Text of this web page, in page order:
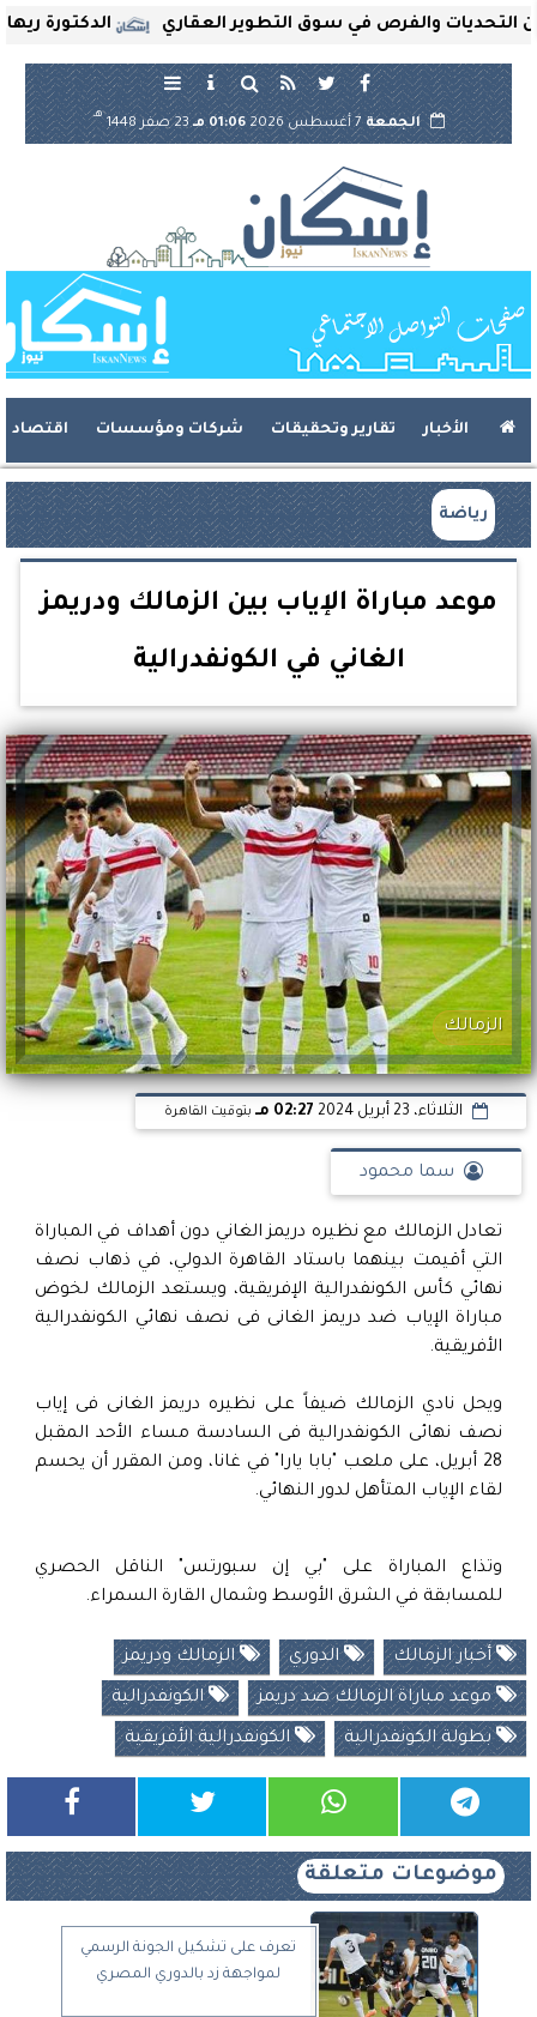
الدكتورة ريهام والفرص في سوق التطوير العقاري
الجمعة 01:06 مـ 23 صفر 1448
هـ
الأخبار تقارير وتحقيقات شركات ومؤسسات اقتصاد
رياضة
موعد مباراة الإياب بين الزمالك ودريمز
الغاني في الكونفدرالية
الزمالك
الثلاثاء، 23 أبريل 2024 02:27 مـ بتوقيت القاهرة
سما محمود
تعادل الزمالك مع نظيره دريمز الغاني دون أهداف في المباراة
التي أقيمت بينهما باستاد القاهرة الدولي، في ذهاب نصف
نهائي كأس الكونفدرالية الإفريقية، ويستعد الزمالك لخوض
مباراة الإياب ضد دريمز الغانى فى نصف نهائي الكونفدرالية
الأفريقية.
ويحل نادي الزمالك ضيفاً على نظيره دريمز الغانى فى إياب
نصف نهائى الكونفدرالية فى السادسة مساء الأحد المقبل
28 أبريل، على ملعب "بابا يارا" في غانا، ومن المقرر أن يحسم
لقاء الإياب المتأهل لدور النهائي.
وتذاع المباراة على "بي إن سبورتس" الناقل الحصري
للمسابقة في الشرق الأوسط وشمال القارة السمراء.
أخبار الزمالك الدوري الزمالك ودريمز
موعد مباراة الزمالك ضد دريمز الكونفدرالية
بطولة الكونفدرالية الكونفدرالية الأفريقية
موضوعات متعلقة
تعرف على تشكيل الجونة الرسمي
لمواجهة زد بالدوري المصري